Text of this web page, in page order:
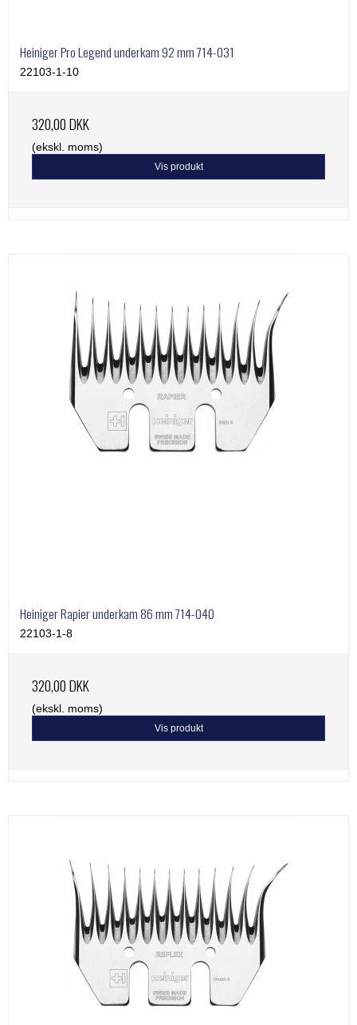
Heiniger Pro Legend underkam 92 mm 714-031
22103-1-10
320,00 DKK
(ekskl. moms)
Vis produkt
Heiniger Rapier underkam 86 mm 714-040
22103-1-8
320,00 DKK
(ekskl. moms)
Vis produkt